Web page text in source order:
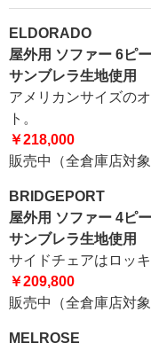
ELDORADO
屋外用 ソファー 6ピ
サンブレラ生地使用
アメリカンサイズの
ト。
￥218,000
販売中（全倉庫店対象
BRIDGEPORT
屋外用 ソファー 4ピ
サンブレラ生地使用
サイドチェアはロッ
￥209,800
販売中（全倉庫店対象
MELROSE